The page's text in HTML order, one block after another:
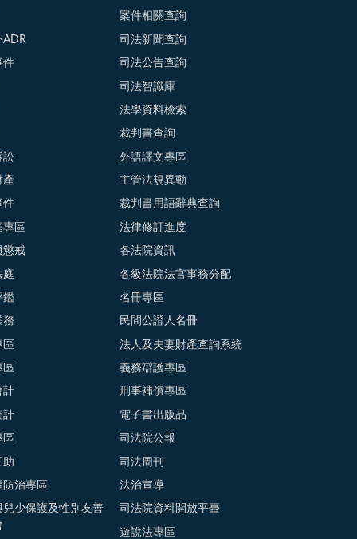
ADR
件
訟
產
件
專區
懲戒
庭
鑑
務
區
區
計
計
區
助
防治專區
兒少保護及性別友善
案件相關查詢
司法新聞查詢
司法公告查詢
司法智識庫
法學資料檢索
裁判書查詢
外語譯文專區
主管法規異動
裁判書用語辭典查詢
法律修訂進度
各法院資訊
各級法院法官事務分配
名冊專區
民間公證人名冊
法人及夫妻財產查詢系統
義務辯護專區
刑事補償專區
電子書出版品
司法院公報
司法周刊
法治宣導
司法院資料開放平臺
遊說法專區